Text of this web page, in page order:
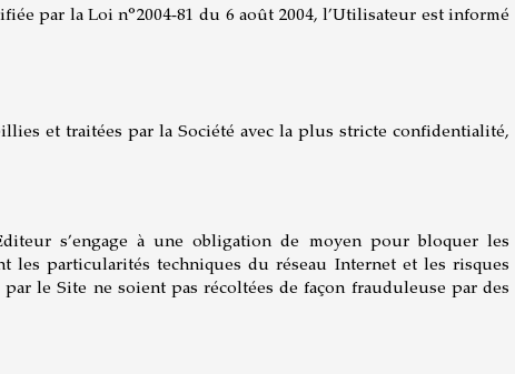
par la Loi n°2004-81 du 6 août 2004, l’Utilisateur est informé
et traitées par la Société avec la plus stricte confidentialité,
s’engage à une obligation de moyen pour bloquer les
les particularités techniques du réseau Internet et les risques
le Site ne soient pas récoltées de façon frauduleuse par des